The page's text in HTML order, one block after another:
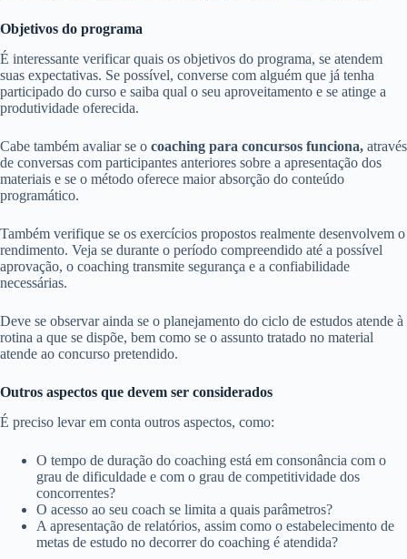
Objetivos do programa
É interessante verificar quais os objetivos do programa, se atendem
suas expectativas. Se possível, converse com alguém que já tenha
participado do curso e saiba qual o seu aproveitamento e se atinge a
produtividade oferecida.
Cabe também avaliar se o coaching para concursos funciona, através
de conversas com participantes anteriores sobre a apresentação dos
materiais e se o método oferece maior absorção do conteúdo
programático.
Também verifique se os exercícios propostos realmente desenvolvem o
rendimento. Veja se durante o período compreendido até a possível
aprovação, o coaching transmite segurança e a confiabilidade
necessárias.
Deve se observar ainda se o planejamento do ciclo de estudos atende à
rotina a que se dispõe, bem como se o assunto tratado no material
atende ao concurso pretendido.
Outros aspectos que devem ser considerados
É preciso levar em conta outros aspectos, como:
O tempo de duração do coaching está em consonância com o
grau de dificuldade e com o grau de competitividade dos
concorrentes?
O acesso ao seu coach se limita a quais parâmetros?
A apresentação de relatórios, assim como o estabelecimento de
metas de estudo no decorrer do coaching é atendida?